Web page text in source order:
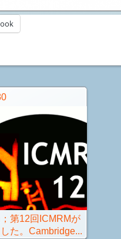
第12回ICMRMが
た。Cambridge...